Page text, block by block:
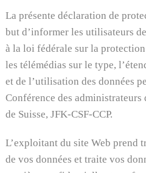
La présente déclaration de
but d’informer les utilisateurs
à la loi fédérale sur la
les télémédias sur le type,
et de l’utilisation des données
Conférence des administrateurs
de Suisse, JFK-CSF-CCP.
L’exploitant du site Web prend
de vos données et traite vos